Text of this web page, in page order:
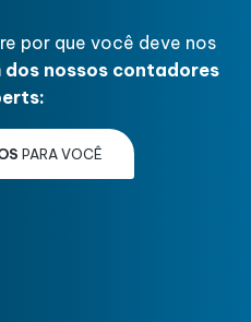
por que você deve nos
dos nossos contadores
PARA VOCÊ